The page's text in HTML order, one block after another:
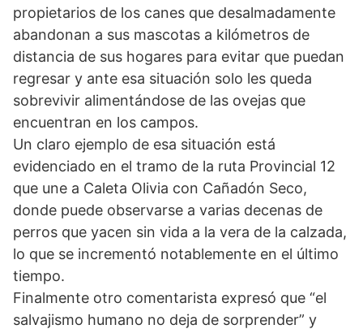
propietarios de los canes que desalmadamente
abandonan a sus mascotas a kilómetros de
distancia de sus hogares para evitar que puedan
regresar y ante esa situación solo les queda
sobrevivir alimentándose de las ovejas que
encuentran en los campos.
Un claro ejemplo de esa situación está
evidenciado en el tramo de la ruta Provincial 12
que une a Caleta Olivia con Cañadón Seco,
donde puede observarse a varias decenas de
perros que yacen sin vida a la vera de la calzada,
lo que se incrementó notablemente en el último
tiempo.
Finalmente otro comentarista expresó que “el
salvajismo humano no deja de sorprender” y